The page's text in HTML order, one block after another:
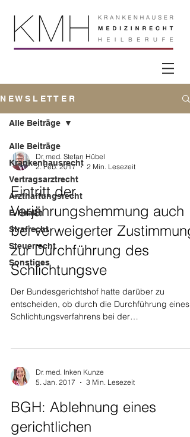
N E W S L E T T E R
Alle Beiträge
Krankenhausrecht
Vertragsarztrecht
Arzthaftungsrecht
E-Health
Strafrecht
Steuerrecht
Sonstiges
Alle Beiträge
Dr. med. Stefan Hübel
2. Feb. 2017
2 Min. Lesezeit
Eintritt der
Verjährungshemmung auch
bei verweigerter Zustimmung
zur Durchführung des
Schlichtungsve
Der Bundesgerichtshof hatte darüber zu
entscheiden, ob durch die Durchführung eines
Schlichtungsverfahrens bei der
Dr. med. Inken Kunze
5. Jan. 2017
3 Min. Lesezeit
BGH: Ablehnung eines
gerichtlichen